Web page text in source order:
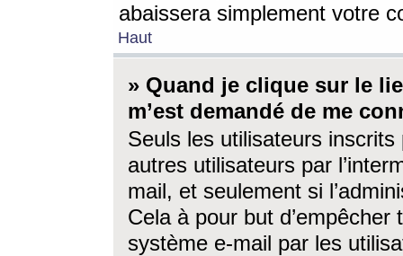
abaissera simplement votre
Haut
» Quand je clique sur le
m’est demandé de me
Seuls les utilisateurs
autres utilisateurs par
mail, et seulement si
Cela à pour but
système e-mail par les